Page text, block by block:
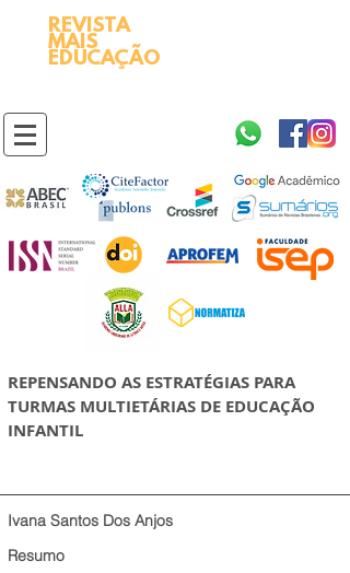
REVISTA
MAIS
EDUCAÇÃO
REPENSANDO AS ESTRATÉGIAS PARA
TURMAS MULTIETÁRIAS DE EDUCAÇÃO
INFANTIL
Ivana Santos Dos Anjos
Resumo